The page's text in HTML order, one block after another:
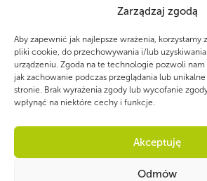
Zarządzaj zgodą
Aby zapewnić jak najlepsze wrażenia, korzystamy
pliki cookie, do przechowywania i/lub
urządzeniu. Zgoda na te technologie pozwoli
jak zachowanie podczas przeglądania lub
stronie. Brak wyrażenia zgody lub wycofanie
wpłynąć na niektóre cechy i funkcje.
Akceptuję
Odmów